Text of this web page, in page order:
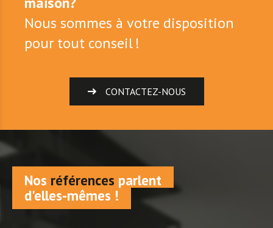
Nous sommes à votre disposition
pour tout conseil !
CONTACTEZ-NOUS
Nos références parlent
d'elles-mêmes !